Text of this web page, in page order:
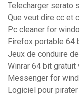
Telecharger serato
Que veut dire cc et
Pc cleaner for
Firefox portable 64
Jeux de conduire
Winrar 64 bit gratuit
Messenger for
Logiciel pour